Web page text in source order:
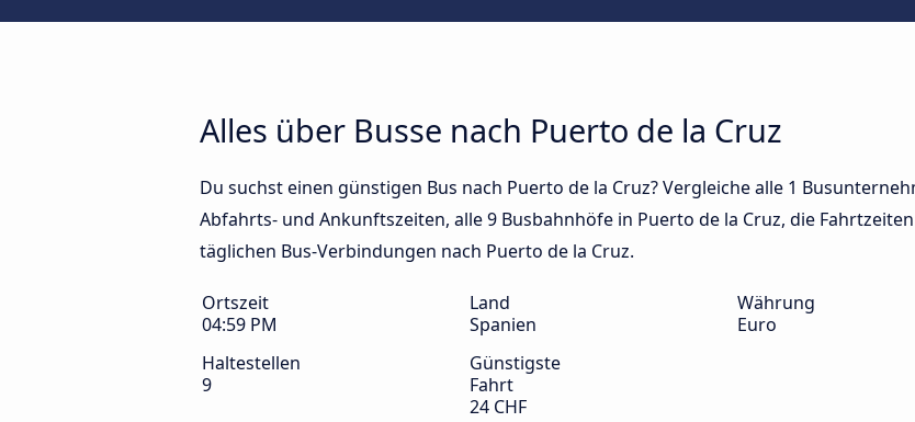
Alles über Busse nach Puerto de la Cruz
Du suchst einen günstigen Bus nach Puerto de la Cruz? Vergleiche alle 1
Abfahrts- und Ankunftszeiten, alle 9 Busbahnhöfe in Puerto de la Cruz, die
täglichen Bus-Verbindungen nach Puerto de la Cruz.
Ortszeit
04:59 PM
Land
Spanien
Währung
Euro
Haltestellen
9
Günstigste
Fahrt
24 CHF